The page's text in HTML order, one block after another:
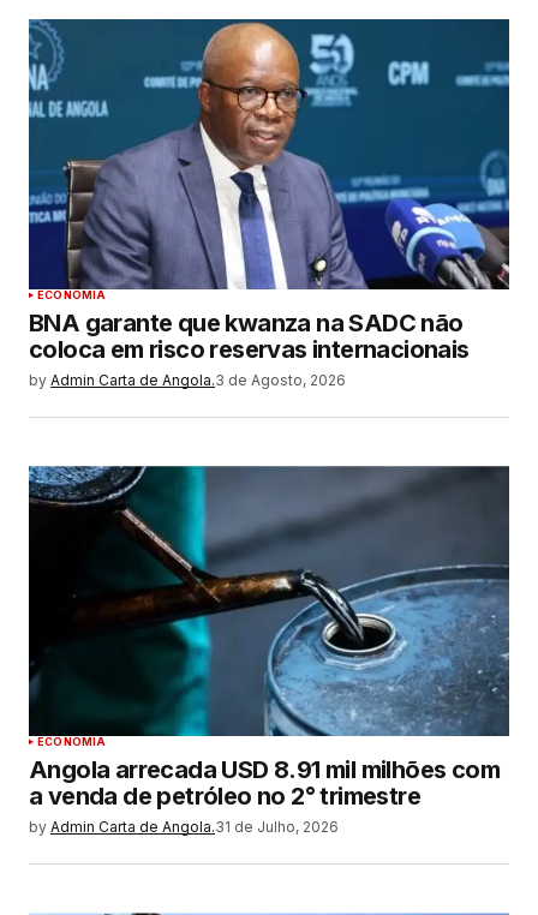
ECONOMIA
BNA garante que kwanza na SADC não
coloca em risco reservas internacionais
by Admin Carta de Angola.3 de Agosto, 2026
ECONOMIA
Angola arrecada USD 8.91 mil milhões com
a venda de petróleo no 2° trimestre
by Admin Carta de Angola.31 de Julho, 2026